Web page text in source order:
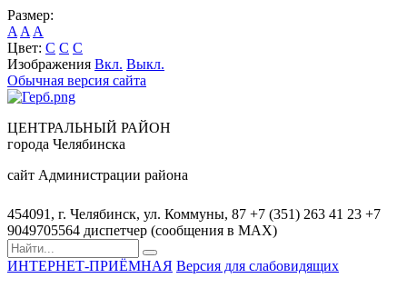
Размер:
A A A
Цвет: C C C
Изображения Вкл. Выкл.
Обычная версия сайта
ЦЕНТРАЛЬНЫЙ РАЙОН
города Челябинска
сайт Администрации района
454091, г. Челябинск, ул. Коммуны, 87 +7 (351) 263 41 23 +7
9049705564 диспетчер (сообщения в MAX)
ИНТЕРНЕТ-ПРИЁМНАЯ Версия для слабовидящих